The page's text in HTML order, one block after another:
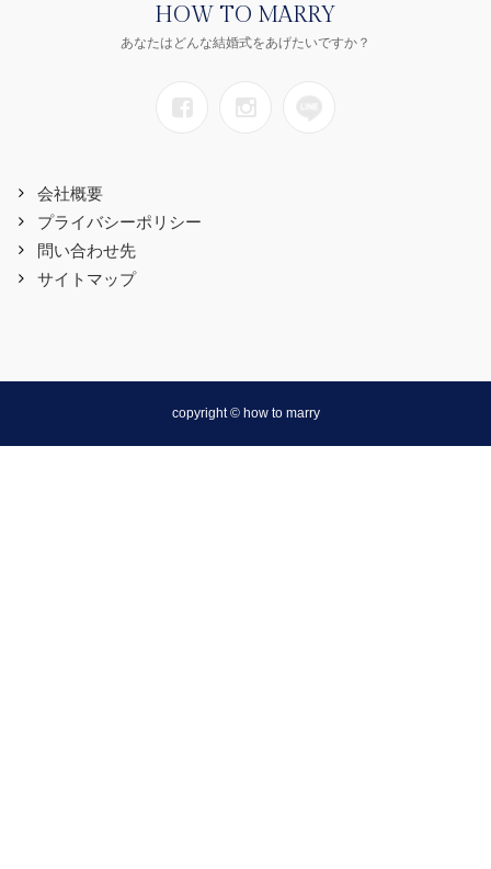
HOW TO MARRY
あなたはどんな結婚式をあげたいですか？
会社概要
プライバシーポリシー
問い合わせ先
サイトマップ
copyright © how to marry